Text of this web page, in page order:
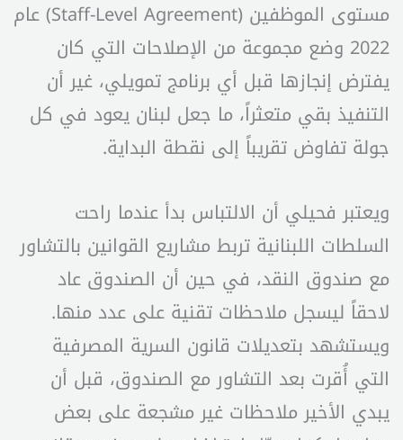
مستوى الموظفين (Staff-Level Agreement) عام
2022 وضع مجموعة من الإصلاحات التي كان
يفترض إنجازها قبل أي برنامج تمويلي، غير أن
التنفيذ بقي متعثراً، ما جعل لبنان يعود في كل
جولة تفاوض تقريباً إلى نقطة البداية.
ويعتبر فحيلي أن الالتباس بدأ عندما راحت
السلطات اللبنانية تربط مشاريع القوانين بالتشاور
مع صندوق النقد، في حين أن الصندوق عاد
لاحقاً ليسجل ملاحظات تقنية على عدد منها.
ويستشهد بتعديلات قانون السرية المصرفية
التي أُقرت بعد التشاور مع الصندوق، قبل أن
يبدي الأخير ملاحظات غير مشجعة على بعض